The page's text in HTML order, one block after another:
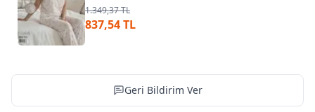
1.349,37 TL
837,54 TL
Geri Bildirim Ver